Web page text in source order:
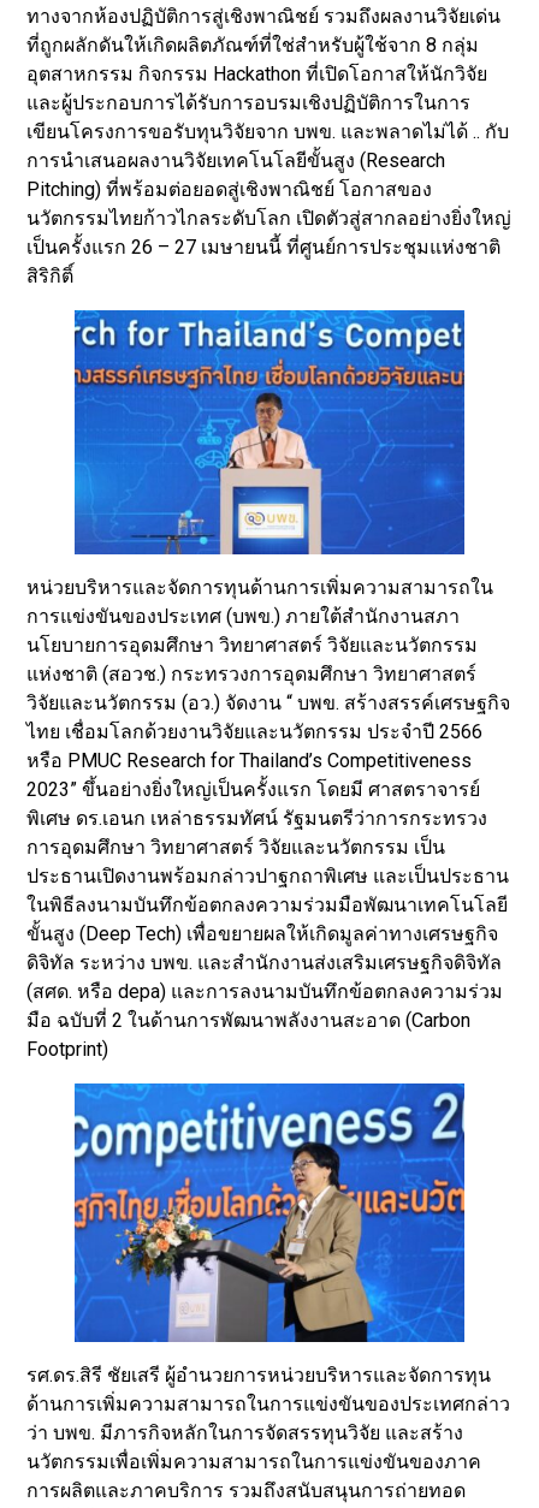
ทางจากห้องปฏิบัติการสู่เชิงพาณิชย์ รวมถึงผลงานวิจัยเด่น
ที่ถูกผลักดันให้เกิดผลิตภัณฑ์ที่ใช่สำหรับผู้ใช้จาก 8 กลุ่ม
อุตสาหกรรม กิจกรรม Hackathon ที่เปิดโอกาสให้นักวิจัย
และผู้ประกอบการได้รับการอบรมเชิงปฏิบัติการในการ
เขียนโครงการขอรับทุนวิจัยจาก บพข. และพลาดไม่ได้ .. กับ
การนำเสนอผลงานวิจัยเทคโนโลยีขั้นสูง (Research
Pitching) ที่พร้อมต่อยอดสู่เชิงพาณิชย์ โอกาสของ
นวัตกรรมไทยก้าวไกลระดับโลก เปิดตัวสู่สากลอย่างยิ่งใหญ่
เป็นครั้งแรก 26 – 27 เมษายนนี้ ที่ศูนย์การประชุมแห่งชาติ
สิริกิติ์
หน่วยบริหารและจัดการทุนด้านการเพิ่มความสามารถใน
การแข่งขันของประเทศ (บพข.) ภายใต้สำนักงานสภา
นโยบายการอุดมศึกษา วิทยาศาสตร์ วิจัยและนวัตกรรม
แห่งชาติ (สอวช.) กระทรวงการอุดมศึกษา วิทยาศาสตร์
วิจัยและนวัตกรรม (อว.) จัดงาน “ บพข. สร้างสรรค์เศรษฐกิจ
ไทย เชื่อมโลกด้วยงานวิจัยและนวัตกรรม ประจำปี 2566
หรือ PMUC Research for Thailand’s Competitiveness
2023” ขึ้นอย่างยิ่งใหญ่เป็นครั้งแรก โดยมี ศาสตราจารย์
พิเศษ ดร.เอนก เหล่าธรรมทัศน์ รัฐมนตรีว่าการกระทรวง
การอุดมศึกษา วิทยาศาสตร์ วิจัยและนวัตกรรม เป็น
ประธานเปิดงานพร้อมกล่าวปาฐกถาพิเศษ และเป็นประธาน
ในพิธีลงนามบันทึกข้อตกลงความร่วมมือพัฒนาเทคโนโลยี
ขั้นสูง (Deep Tech) เพื่อขยายผลให้เกิดมูลค่าทางเศรษฐกิจ
ดิจิทัล ระหว่าง บพข. และสำนักงานส่งเสริมเศรษฐกิจดิจิทัล
(สศด. หรือ depa) และการลงนามบันทึกข้อตกลงความร่วม
มือ ฉบับที่ 2 ในด้านการพัฒนาพลังงานสะอาด (Carbon
Footprint)
รศ.ดร.สิรี ชัยเสรี ผู้อำนวยการหน่วยบริหารและจัดการทุน
ด้านการเพิ่มความสามารถในการแข่งขันของประเทศกล่าว
ว่า บพข. มีภารกิจหลักในการจัดสรรทุนวิจัย และสร้าง
นวัตกรรมเพื่อเพิ่มความสามารถในการแข่งขันของภาค
การผลิตและภาคบริการ รวมถึงสนับสนุนการถ่ายทอด